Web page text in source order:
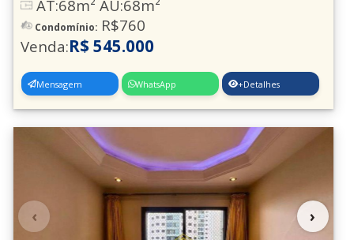
Jd. Odete(2)
Jd. Pinhal(1)
J.P.Dutra(2)
Jd. Rosa de Franca(3)
Jd. Rossi
Jd. Sta.Barbara(2)
Jd. Sta.Clara(1)
Jd. Sta.Maria J.P.Dutra(10)
AT:68m² AU:68m²
Condomínio: R$760
Venda:R$ 545.000
Mensagem WhatsApp +Detalhes
‹ ›